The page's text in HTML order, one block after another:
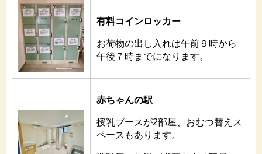
有料コインロッカー
お荷物の出し入れは午前９時から
午後７時までになります。
赤ちゃんの駅
授乳ブースが2部屋、おむつ替えス
ペースもあります。